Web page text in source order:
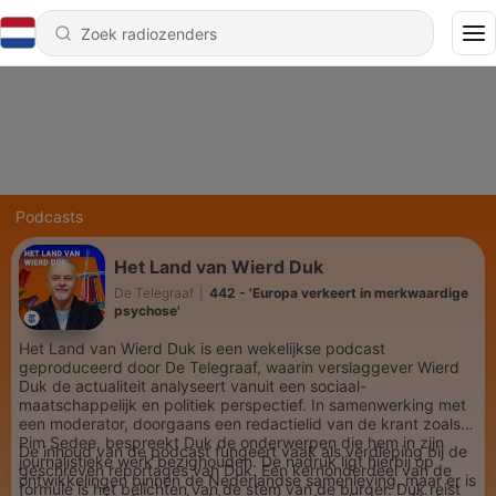
Podcasts
Het Land van Wierd Duk
De Telegraaf
442 - 'Europa verkeert in merkwaardige
psychose'
Het Land van Wierd Duk is een wekelijkse podcast
geproduceerd door De Telegraaf, waarin verslaggever Wierd
Duk de actualiteit analyseert vanuit een sociaal-
maatschappelijk en politiek perspectief. In samenwerking met
een moderator, doorgaans een redactielid van de krant zoals
Pim Sedee, bespreekt Duk de onderwerpen die hem in zijn
journalistieke werk bezighouden. De nadruk ligt hierbij op
ontwikkelingen binnen de Nederlandse samenleving, maar er is
De inhoud van de podcast fungeert vaak als verdieping bij de
geschreven reportages van Duk. Een kernonderdeel van de
formule is het belichten van de stem van de burger. Duk reist